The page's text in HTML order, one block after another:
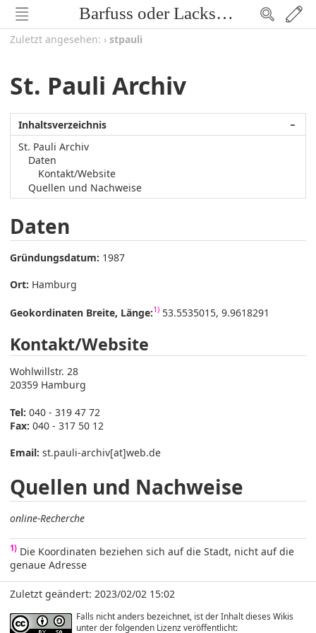
Barfuss oder Lackschuh
Zuletzt angesehen: › stpauli
St. Pauli Archiv
−
Inhaltsverzeichnis
St. Pauli Archiv
Daten
Kontakt/Website
Quellen und Nachweise
Daten
Gründungsdatum: 1987
Ort: Hamburg
Geokordinaten Breite, Länge:1) 53.5535015, 9.9618291
Kontakt/Website
Wohlwillstr. 28
20359 Hamburg
Tel: 040 - 319 47 72
Fax: 040 - 317 50 12
Email: st.pauli-archiv[at]web.de
Quellen und Nachweise
online-Recherche
1) Die Koordinaten beziehen sich auf die Stadt, nicht auf die
genaue Adresse
Zuletzt geändert: 2023/02/02 15:02
Falls nicht anders bezeichnet, ist der Inhalt dieses Wikis
unter der folgenden Lizenz veröffentlicht: